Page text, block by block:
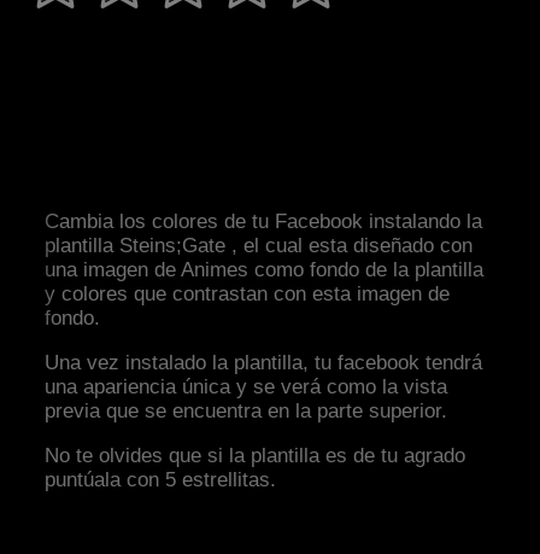
Cambia los colores de tu Facebook instalando la
plantilla Steins;Gate , el cual esta diseñado con
una imagen de Animes como fondo de la plantilla
y colores que contrastan con esta imagen de
fondo.
Una vez instalado la plantilla, tu facebook tendrá
una apariencia única y se verá como la vista
previa que se encuentra en la parte superior.
No te olvides que si la plantilla es de tu agrado
puntúala con 5 estrellitas.